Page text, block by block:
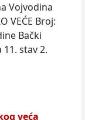
Vojvodina
VEĆE Broj:
Bački
stav 2.
veća